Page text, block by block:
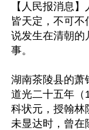
【人民报消息
皆天定，不可不
说发生在清朝的
事。
湖南茶陵县的萧
道光二十五年（
科状元，授翰林
未显达时，曾在